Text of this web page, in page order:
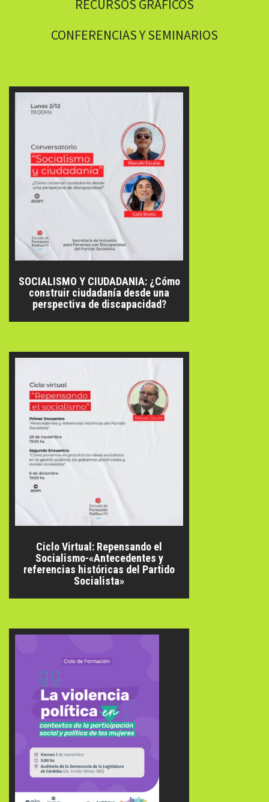
RECURSOS GRÁFICOS
CONFERENCIAS Y SEMINARIOS
SOCIALISMO Y CIUDADANIA: ¿Cómo
construir ciudadanía desde una
perspectiva de discapacidad?
Ciclo Virtual: Repensando el
Socialismo-«Antecedentes y
referencias históricas del Partido
Socialista»